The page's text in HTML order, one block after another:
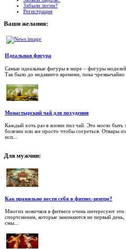
Забыли логин?
Регистрация
Ваши желания:
Идеальная фигура
Самые идеальные фигуры в мире – фигуры моделей
Так было до недавнего времени, пока чрезвычайно
Монастырский чай для похудения
Каждый хоть раз в жизни пил чай. Это могло быть
болезни или же просто чтобы согреться. Отвары из
исп...
Для мужчин:
Как правильно вести себя в фитнес-центре?
Многих новичков в фитнесе очень интересуют
спортсменам, которые занимаются не первый
смы...